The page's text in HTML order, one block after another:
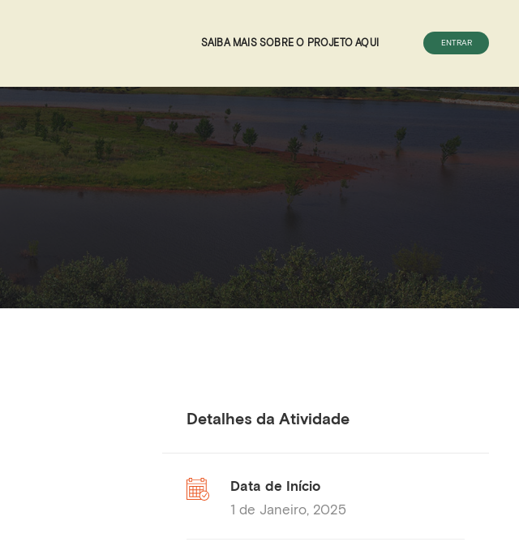
SAIBA MAIS SOBRE O PROJETO AQUI ENTRAR
Detalhes da Atividade
Data de Início
1 de Janeiro, 2025